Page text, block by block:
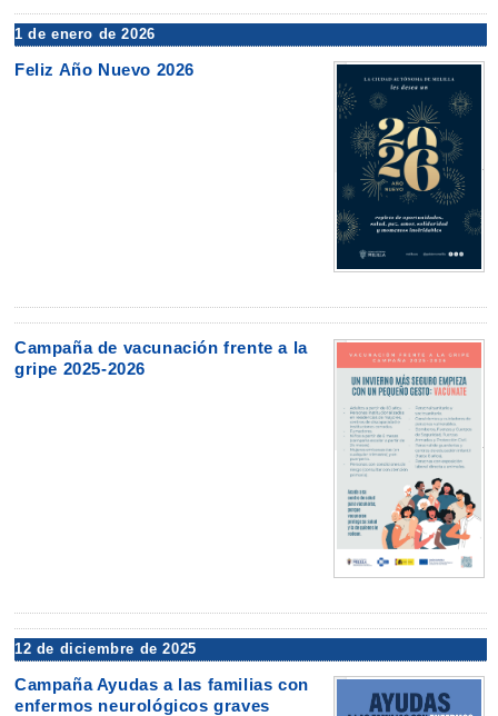
1 de enero de 2026
Feliz Año Nuevo 2026
Campaña de vacunación frente a la
gripe 2025-2026
12 de diciembre de 2025
Campaña Ayudas a las familias con
enfermos neurológicos graves